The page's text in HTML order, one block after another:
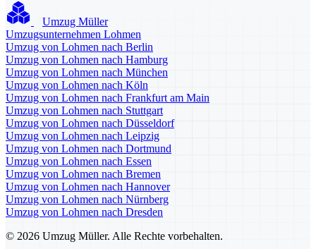
Umzug Müller
Umzugsunternehmen Lohmen
Umzug von Lohmen nach Berlin
Umzug von Lohmen nach Hamburg
Umzug von Lohmen nach München
Umzug von Lohmen nach Köln
Umzug von Lohmen nach Frankfurt am Main
Umzug von Lohmen nach Stuttgart
Umzug von Lohmen nach Düsseldorf
Umzug von Lohmen nach Leipzig
Umzug von Lohmen nach Dortmund
Umzug von Lohmen nach Essen
Umzug von Lohmen nach Bremen
Umzug von Lohmen nach Hannover
Umzug von Lohmen nach Nürnberg
Umzug von Lohmen nach Dresden
© 2026 Umzug Müller. Alle Rechte vorbehalten.